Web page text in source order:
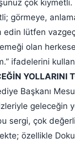
çok
görmeye,
edin lütfen
olan
ifadelerini
YOLLARINI
Başkanı
geleceğin
sergi, çok
özellikle